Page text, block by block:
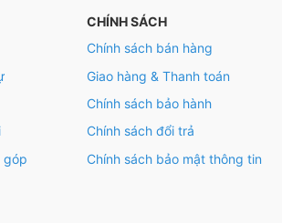
góp
CHÍNH SÁCH
Chính sách bán hàng
Giao hàng & Thanh toán
Chính sách bảo hành
Chính sách đổi trả
Chính sách bảo mật thông tin